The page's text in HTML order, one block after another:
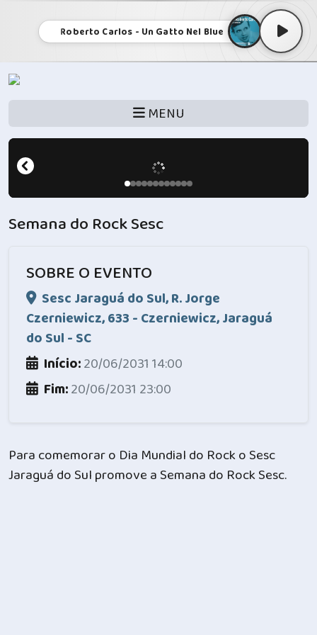
Roberto Carlos - Un Gatto Nel Blue
MENU
Semana do Rock Sesc
SOBRE O EVENTO
Sesc Jaraguá do Sul, R. Jorge
Czerniewicz, 633 - Czerniewicz, Jaraguá
do Sul - SC
Início:20/06/2031 14:00
Fim:20/06/2031 23:00
Para comemorar o Dia Mundial do Rock o Sesc
Jaraguá do Sul promove a Semana do Rock Sesc.